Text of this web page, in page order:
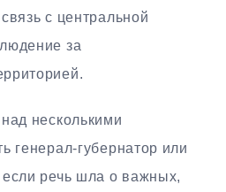
с центральной
за
несколькими
генерал-губернатор или
речь шла о важных,